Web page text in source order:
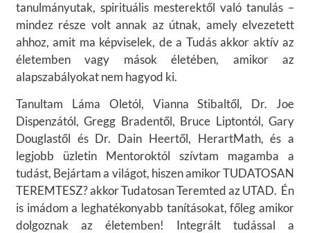
tanulmányutak, spirituális mesterektől való tanulás –
mindez része volt annak az útnak, amely elvezetett
ahhoz, amit ma képviselek, de a Tudás akkor aktív az
életemben vagy mások életében, amikor az
alapszabályokat nem hagyod ki.
Tanultam Láma Oletól, Vianna Stibaltől, Dr. Joe
Dispenzától, Gregg Bradentől, Bruce Liptontól, Gary
Douglastől és Dr. Dain Heertől, HerartMath, és a
legjobb üzletin Mentoroktól szívtam magamba a
tudást, Bejártam a világot, hiszen amikor TUDATOSAN
TEREMTESZ? akkor Tudatosan Teremted az UTAD. Én
is imádom a leghatékonyabb tanításokat, főleg amikor
dolgoznak az életemben! Integrált tudással a